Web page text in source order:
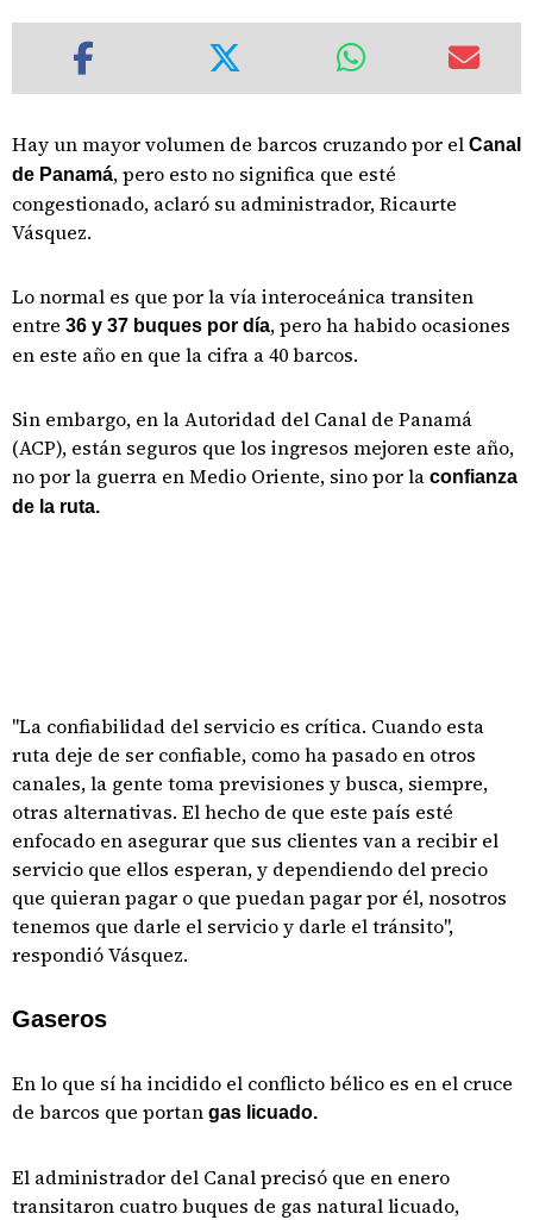
Hay un mayor volumen de barcos cruzando por el Canal
de Panamá, pero esto no significa que esté
congestionado, aclaró su administrador, Ricaurte
Vásquez.
Lo normal es que por la vía interoceánica transiten
entre 36 y 37 buques por día, pero ha habido ocasiones
en este año en que la cifra a 40 barcos.
Sin embargo, en la Autoridad del Canal de Panamá
(ACP), están seguros que los ingresos mejoren este año,
no por la guerra en Medio Oriente, sino por la confianza
de la ruta.
"La confiabilidad del servicio es crítica. Cuando esta
ruta deje de ser confiable, como ha pasado en otros
canales, la gente toma previsiones y busca, siempre,
otras alternativas. El hecho de que este país esté
enfocado en asegurar que sus clientes van a recibir el
servicio que ellos esperan, y dependiendo del precio
que quieran pagar o que puedan pagar por él, nosotros
tenemos que darle el servicio y darle el tránsito",
respondió Vásquez.
Gaseros
En lo que sí ha incidido el conflicto bélico es en el cruce
de barcos que portan gas licuado.
El administrador del Canal precisó que en enero
transitaron cuatro buques de gas natural licuado,